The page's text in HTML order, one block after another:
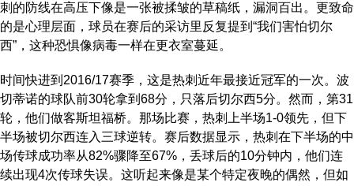
刺的防线在高压下像是一张被揉皱的草稿纸，漏洞百出。更致命
的是心理层面，球员在赛后的采访里反复提到“我们害怕切尔
西”，这种恐惧像病毒一样在更衣室蔓延。
时间快进到2016/17赛季，这是热刺近年最接近冠军的一次。波
切蒂诺的球队前30轮拿到68分，只落后切尔西5分。然而，第31
轮，他们做客斯坦福桥。那场比赛，热刺上半场1-0领先，但下
半场被切尔西连入三球逆转。赛后数据显示，热刺在下半场的中
场传球成功率从82%骤降至67%，丢球后的10分钟内，他们连
续出现4次传球失误。这听起来像是某个特定夜晚的偶然，但如